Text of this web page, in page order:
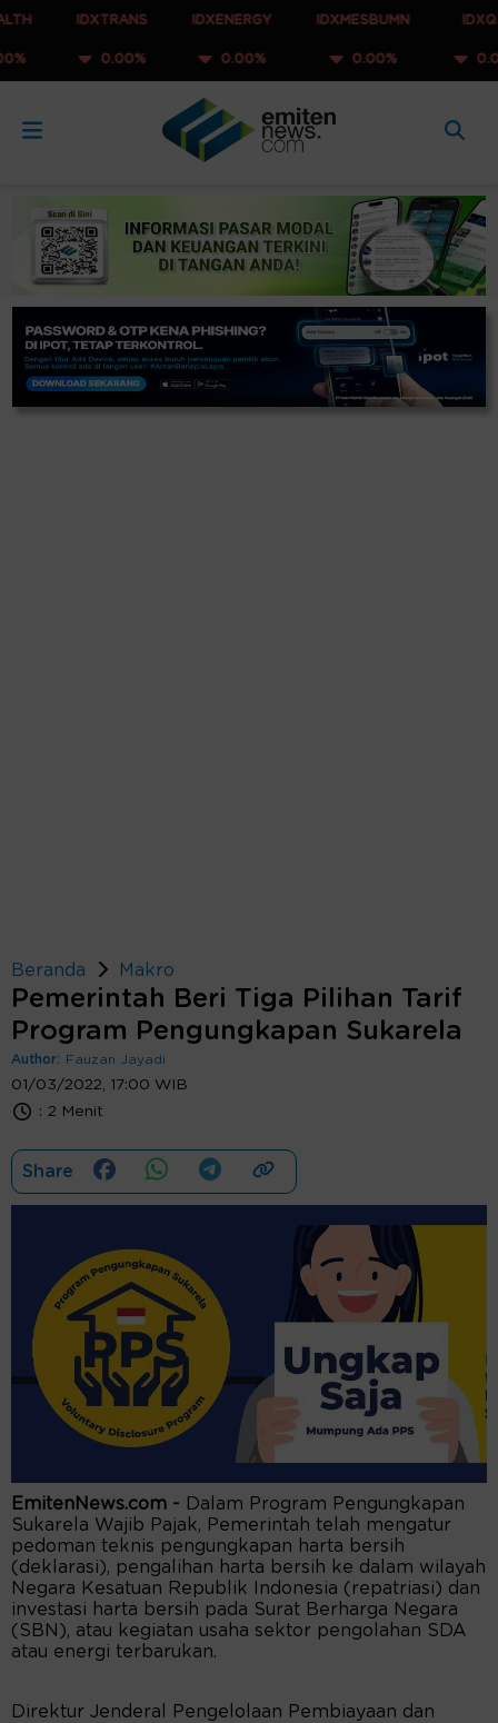
IDXTRANS
0.00%
IDXENERGY
0.00%
IDXMESBUMN
0.00% 0.00%
Beranda Makro
Pemerintah Beri Tiga Pilihan Tarif
Program Pengungkapan Sukarela
Author: Fauzan Jayadi
01/03/2022, 17:00 WIB
: 2 Menit
Share
EmitenNews.com -
Dalam Program Pengungkapan
Sukarela Wajib Pajak, Pemerintah telah mengatur
pedoman teknis pengungkapan harta bersih
(deklarasi), pengalihan harta bersih ke dalam wilayah
Negara Kesatuan Republik Indonesia (repatriasi) dan
investasi harta bersih pada Surat Berharga Negara
(SBN), atau kegiatan usaha sektor pengolahan SDA
atau energi terbarukan.
Direktur Jenderal Pengelolaan Pembiayaan dan